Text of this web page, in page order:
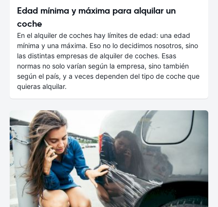
Edad mínima y máxima para alquilar un
coche
En el alquiler de coches hay límites de edad: una edad
mínima y una máxima. Eso no lo decidimos nosotros, sino
las distintas empresas de alquiler de coches. Esas
normas no solo varían según la empresa, sino también
según el país, y a veces dependen del tipo de coche que
quieras alquilar.